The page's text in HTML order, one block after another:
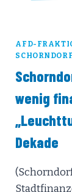
AFD-
SCHORNDORF
wenig
Dekade